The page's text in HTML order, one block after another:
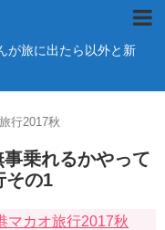
が旅に出たら以外と新
行2017秋
乗れるかやって
その1
マカオ旅行2017秋